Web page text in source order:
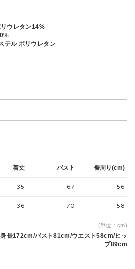
ウレタン14%
テル ポリウレタン
着丈 バスト 裾周り(cm)
35 67 56
36 70 58
(単位：cm)
長172cm/バスト81cm/ウエスト58cm/ヒッ
プ89cm